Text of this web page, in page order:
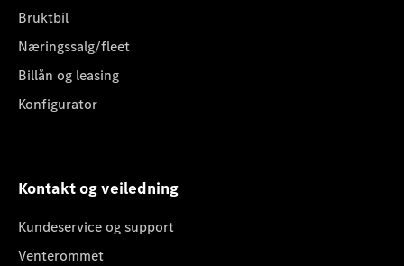
Bruktbil
Næringssalg/fleet
Billån og leasing
Konfigurator
Kontakt og veiledning
Kundeservice og support
Venterommet